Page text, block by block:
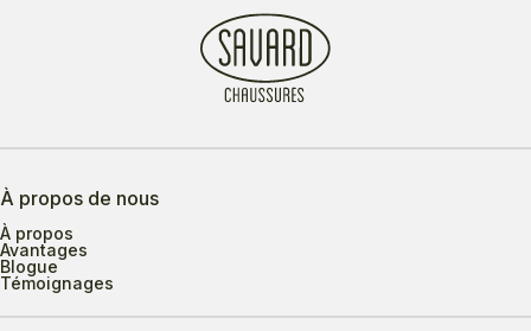
À propos de nous
À propos
Avantages
Blogue
Témoignages